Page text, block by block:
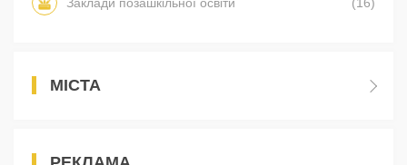
Заклади позашкільної освіти (16)
МІСТА